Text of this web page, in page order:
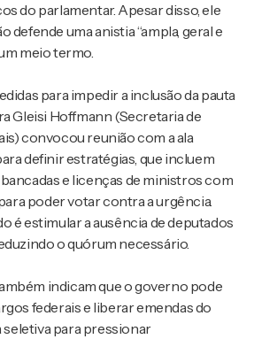
do parlamentar. Apesar disso, ele
defende uma anistia “ampla, geral e
meio termo.
para impedir a inclusão da pauta
Gleisi Hoffmann (Secretaria de
convocou reunião com a ala
definir estratégias, que incluem
e licenças de ministros com
poder votar contra a urgência.
é estimular a ausência de deputados
o quórum necessário.
indicam que o governo pode
federais e liberar emendas do
para pressionar